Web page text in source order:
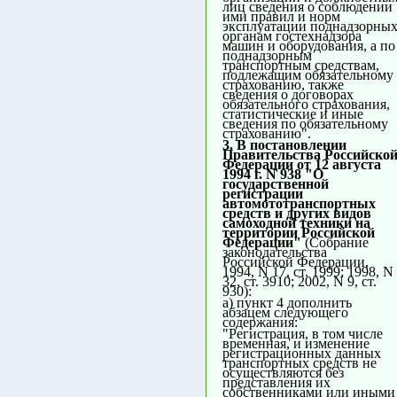
лиц сведения о соблюдении
ими правил и норм
эксплуатации поднадзорных
органам гостехнадзора
машин и оборудования, а по
поднадзорным
транспортным средствам,
подлежащим обязательному
страхованию, также
сведения о договорах
обязательного страхования,
статистические и иные
сведения по обязательному
страхованию".
3. В постановлении
Правительства Российской
Федерации от 12 августа
1994 г. N 938 "О
государственной
регистрации
автомототранспортных
средств и других видов
самоходной техники на
территории Российской
Федерации"(Собрание
законодательства
Российской Федерации,
1994, N 17, ст. 1999; 1998, N
32, ст. 3910; 2002, N 9, ст.
930):
а) пункт 4 дополнить
абзацем следующего
содержания:
"Регистрация, в том числе
временная, и изменение
регистрационных данных
транспортных средств не
осуществляются без
представления их
собственниками или иными